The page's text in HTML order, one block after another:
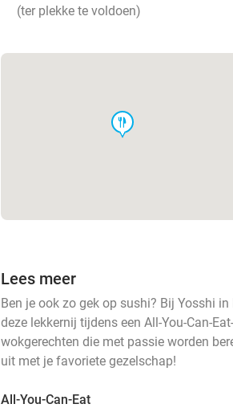
(ter plekke te voldoen)
food
Lees meer
Ben je ook zo gek op sushi? Bij Yosshi
deze lekkernij tijdens een All-You-Can-
wokgerechten die met passie worden
uit met je favoriete gezelschap!
All-You-Can-Eat